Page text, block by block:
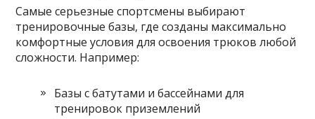
Самые серьезные спортсмены выбирают
тренировочные базы, где созданы максимально
комфортные условия для освоения трюков любой
сложности. Например:
Базы с батутами и бассейнами для
тренировок приземлений